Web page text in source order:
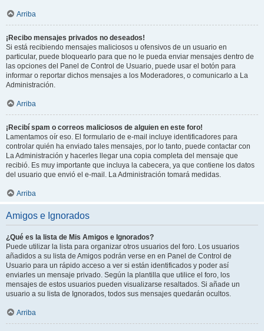
Arriba
¡Recibo mensajes privados no deseados!
Si está recibiendo mensajes maliciosos u ofensivos de un usuario en
particular, puede bloquearlo para que no le pueda enviar mensajes dentro de
las opciones del Panel de Control de Usuario, puede usar el botón para
informar o reportar dichos mensajes a los Moderadores, o comunicarlo a La
Administración.
Arriba
¡Recibí spam o correos maliciosos de alguien en este foro!
Lamentamos oír eso. El formulario de e-mail incluye identificadores para
controlar quién ha enviado tales mensajes, por lo tanto, puede contactar con
La Administración y hacerles llegar una copia completa del mensaje que
recibió. Es muy importante que incluya la cabecera, ya que contiene los datos
del usuario que envió el e-mail. La Administración tomará medidas.
Arriba
Amigos e Ignorados
¿Qué es la lista de Mis Amigos e Ignorados?
Puede utilizar la lista para organizar otros usuarios del foro. Los usuarios
añadidos a su lista de Amigos podrán verse en en Panel de Control de
Usuario para un rápido acceso a ver si están identificados y poder así
enviarles un mensaje privado. Según la plantilla que utilice el foro, los
mensajes de estos usuarios pueden visualizarse resaltados. Si añade un
usuario a su lista de Ignorados, todos sus mensajes quedarán ocultos.
Arriba